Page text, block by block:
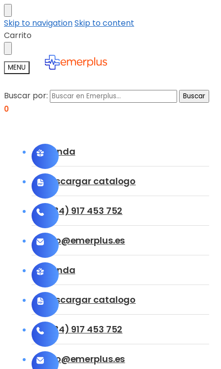
Skip to navigationSkip to content
Carrito
MENU
Buscar por: Buscar
0
Tienda
Descargar catalogo
(+34) 917 453 752
info@emerplus.es
Tienda
Descargar catalogo
(+34) 917 453 752
info@emerplus.es